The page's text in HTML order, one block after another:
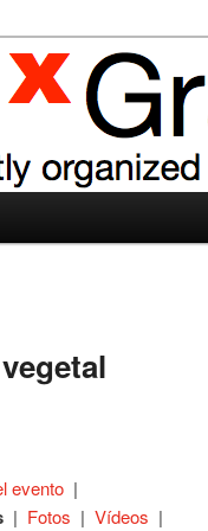
evento |
| Fotos | Vídeos |